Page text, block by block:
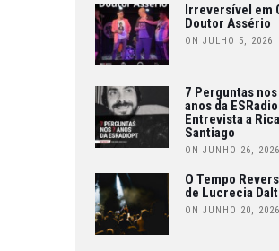
Irreversível em
Doutor Assério
ON JULHO 5, 2026
7 Perguntas nos
anos da
Entrevista a
Santiago
ON JUNHO 26, 2026
O Tempo
de Lucrecia Dalt
ON JUNHO 20, 2026